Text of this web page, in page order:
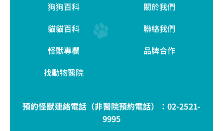
狗狗百科
貓貓百科
怪獸專欄
找動物醫院
關於我們
聯絡我們
品牌合作
預約怪獸連絡電話（非醫院預約電話）： 02-2521-
9995